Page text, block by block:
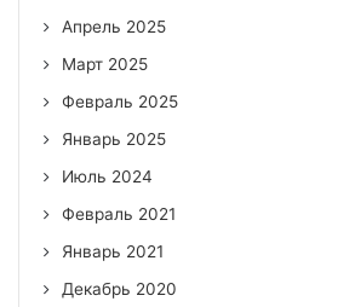
Апрель 2025
Март 2025
Февраль 2025
Январь 2025
Июль 2024
Февраль 2021
Январь 2021
Декабрь 2020